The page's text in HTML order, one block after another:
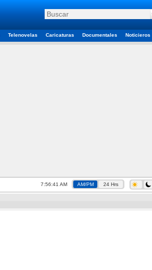
Telenovelas Caricaturas Documentales Noticieros
7:56:42 AM AM/PM 24 Hrs